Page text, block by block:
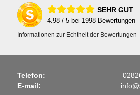
SEHR GUT
4.98 / 5 bei 1998 Bewertungen
Informationen zur Echtheit der Bewertungen
Telefon:
E-mail: